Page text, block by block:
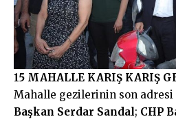
15 MAHALLE KARIŞ KARIŞ
Mahalle gezilerinin son adresi
Başkan Serdar Sandal; CHP